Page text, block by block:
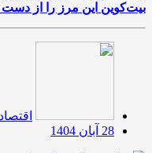
بیت‌کوین این مرز را از دست
28 آبان 1404